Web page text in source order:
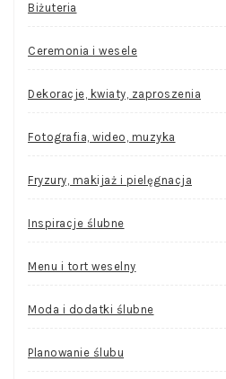
Biżuteria
Ceremonia i wesele
Dekoracje, kwiaty, zaproszenia
Fotografia, wideo, muzyka
Fryzury, makijaż i pielęgnacja
Inspiracje ślubne
Menu i tort weselny
Moda i dodatki ślubne
Planowanie ślubu